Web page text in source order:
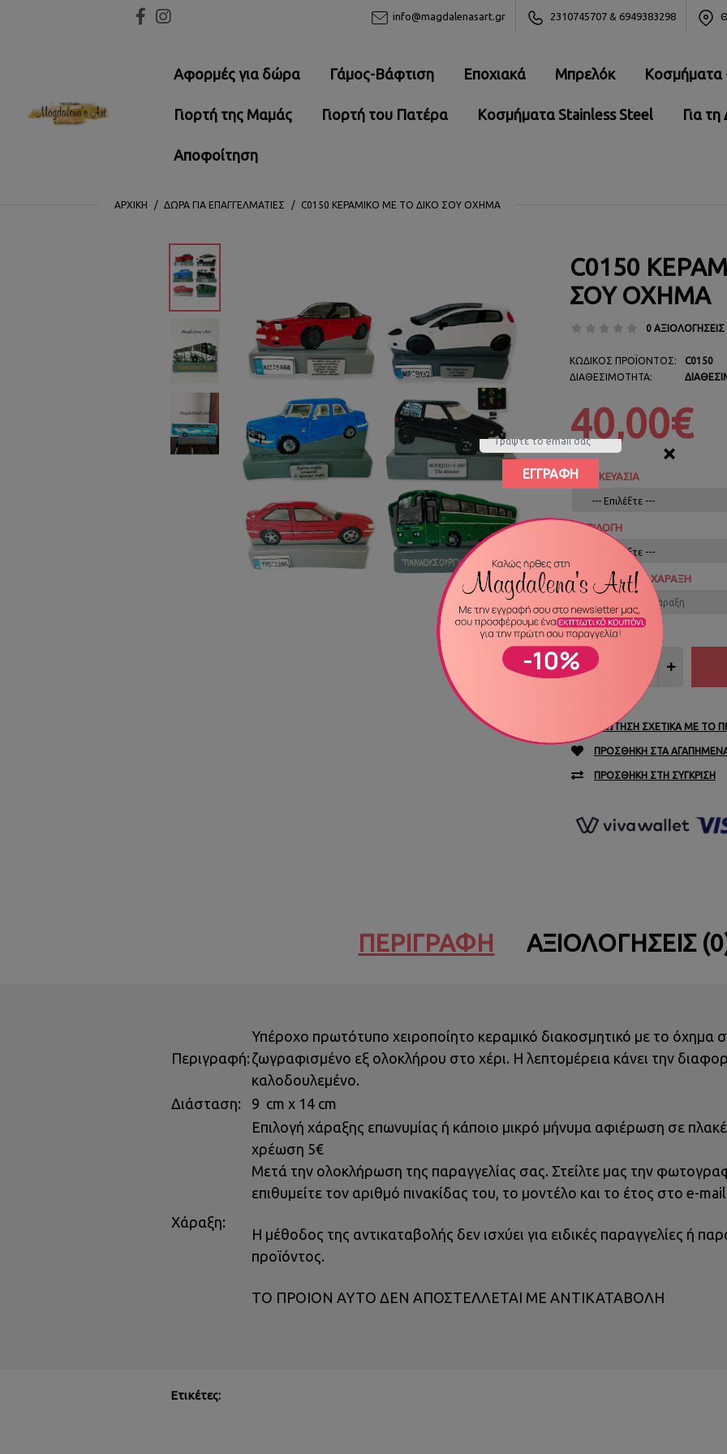
info@magdalenasart.gr 2310745707 & 6949383298
Αφορμές για δώρα Γάμος-Βάφτιση Εποχιακά Μπρελόκ Κοσμήματα
Γιορτή της Μαμάς Γιορτή του Πατέρα Κοσμήματα Stainless Steel Για
Αποφοίτηση
ΑΡΧΙΚΉ ΔΏΡΑ ΓΙΑ ΕΠΑΓΓΕΛΜΑΤΊΕΣ C0150 ΚΕΡΑΜΙΚΌ ΜΕ ΤΟ ΔΙΚΌ ΣΟΥ ΌΧΗΜΑ
C0150
ΣΟΥ ΌΧΗΜΑ
0 ΑΞΙΟΛΟΓΉΣΕΙΣ
ΚΩΔΙΚΌΣ ΠΡΟΪΌΝΤΟΣ:
ΔΙΑΘΕΣΙΜΌΤΗΤΑ:
C0150
40,00€
ΣΥΣΚΕΥΑΣΙΑ
ΕΠΙΛΟΓΉ
ΜΉΝΥΜΑ ΠΡΟΣ ΧΆΡΑΞΗ
ΕΡΏΤΗΣΗ ΣΧΕΤΙΚΆ ΜΕ ΤΟ
ΠΡΟΣΘΉΚΗ ΣΤΑ
ΠΡΟΣΘΉΚΗ ΣΤΗ ΣΎΓΚΡΙΣΗ
ΠΕΡΙΓΡΑΦΉ ΑΞΙΟΛΟΓΉΣΕΙΣ
Περιγραφή:
Υπέροχο πρωτότυπο χειροποίητο κεραμικό διακοσμητικό με το όχημα
ζωγραφισμένο εξ ολοκλήρου στο χέρι. Η λεπτομέρεια κάνει την
καλοδουλεμένο.
Διάσταση:
9 cm x 14 cm
Χάραξη:
Επιλογή χάραξης επωνυμίας ή κάποιο μικρό μήνυμα αφιέρωση σε
χρέωση 5€
Μετά την ολοκλήρωση της παραγγελίας σας. Στείλτε μας την
επιθυμείτε τον αριθμό πινακίδας του, το μοντέλο και το έτος στο e-
Η μέθοδος της αντικαταβολής δεν ισχύει για ειδικές παραγγελίες ή
προϊόντος.
ΤΟ ΠΡΟΙΟΝ ΑΥΤΟ ΔΕΝ ΑΠΟΣΤΕΛΛΕΤΑΙ ΜΕ ΑΝΤΙΚΑΤΑΒΟΛΗ
Ετικέτες:
×
ΕΓΓΡΑΦΉ